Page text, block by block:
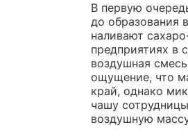
В первую
до образования
наливают
предприятиях в
воздушная
ощущение, что
край, однако
чашу
воздушную